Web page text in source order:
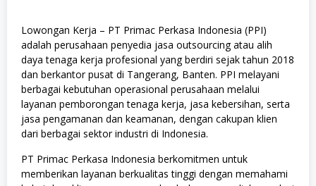
Lowongan Kerja – PT Primac Perkasa Indonesia (PPI)
adalah perusahaan penyedia jasa outsourcing atau alih
daya tenaga kerja profesional yang berdiri sejak tahun 2018
dan berkantor pusat di Tangerang, Banten. PPI melayani
berbagai kebutuhan operasional perusahaan melalui
layanan pemborongan tenaga kerja, jasa kebersihan, serta
jasa pengamanan dan keamanan, dengan cakupan klien
dari berbagai sektor industri di Indonesia.
PT Primac Perkasa Indonesia berkomitmen untuk
memberikan layanan berkualitas tinggi dengan memahami